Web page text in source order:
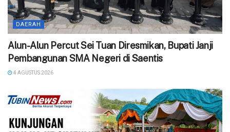
DAERAH
Alun-Alun Percut Sei Tuan Diresmikan, Bupati Janji
Pembangunan SMA Negeri di Saentis
4 AGUSTUS 2026